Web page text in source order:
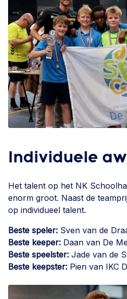
Individuele
Het talent op het NK
enorm groot. Naast de
op individueel talent.
Beste speler: Sven van de
Beste keeper: Daan van De
Beste speelster: Jade van de
Beste keepster: Pien van IKC